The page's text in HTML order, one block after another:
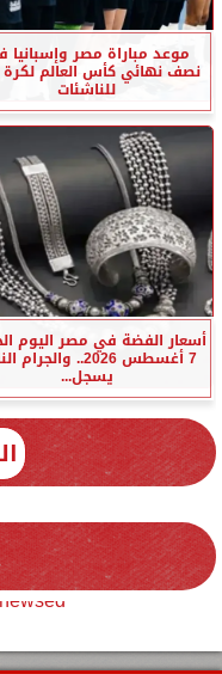
موعد مباراة مصر
نصف نهائي كأس العالم لكرة
للناشئات
أسعار الفضة في مصر اليوم
7 أغسطس 2026..
يسجل...